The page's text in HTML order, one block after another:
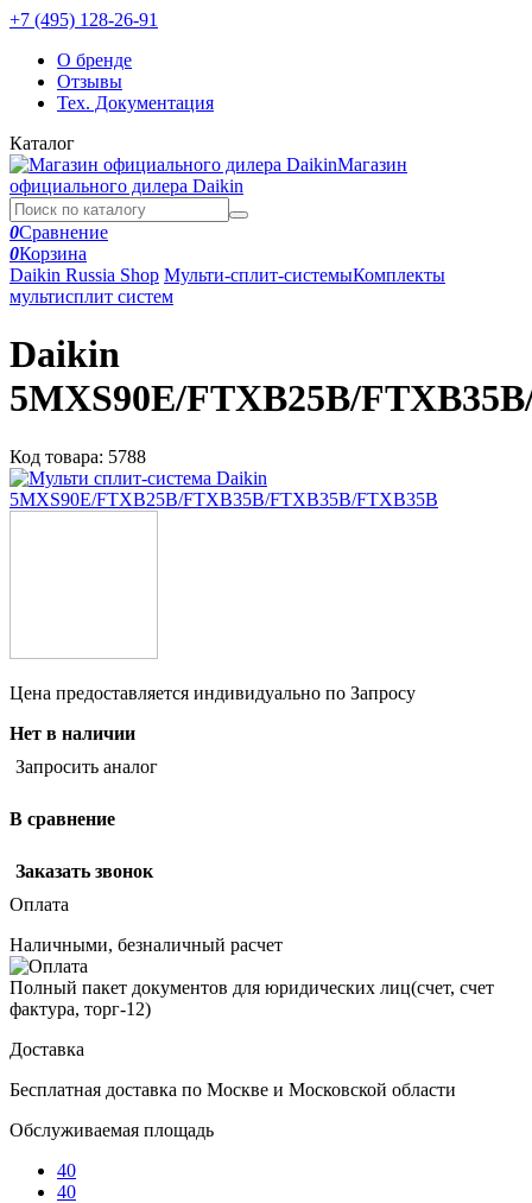
+7 (495) 128-26-91
О бренде
Отзывы
Тех. Документация
Каталог
Магазин
официального дилера Daikin
0Сравнение
0Корзина
Daikin Russia Shop Мульти-сплит-системыКомплекты
мультисплит систем
Daikin
5MXS90E/FTXB25B/
Код товара: 5788
Цена предоставляется индивидуально по Запросу
Нет в наличии
Запросить аналог
В сравнение
Заказать звонок
Оплата
Наличными, безналичный расчет
Полный пакет документов для юридических лиц(счет, счет
фактура, торг-12)
Доставка
Бесплатная доставка по Москве и Московской области
Обслуживаемая площадь
40
40